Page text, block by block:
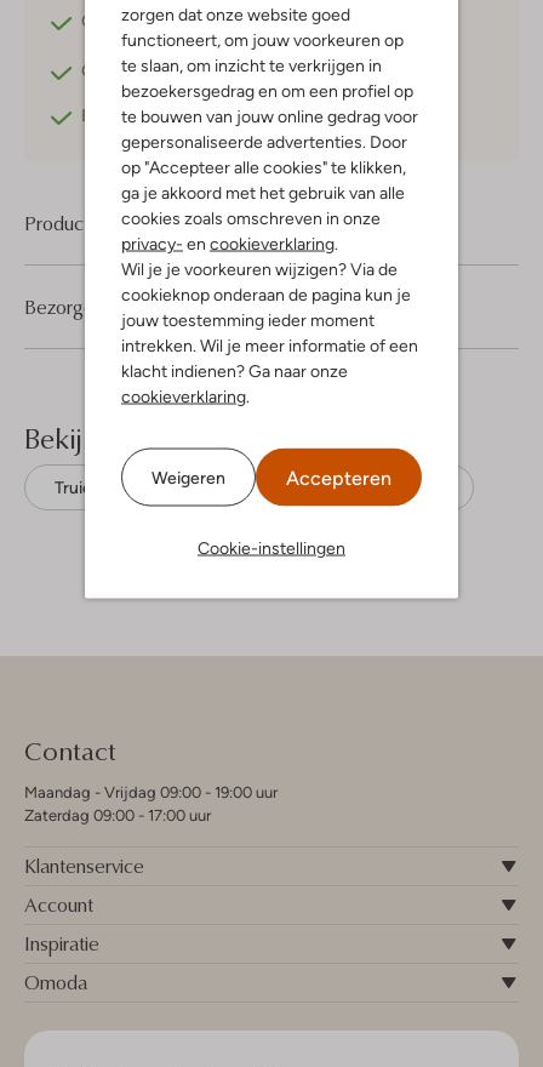
zorgen dat onze website goed
functioneert, om jouw voorkeuren op
te slaan, om inzicht te verkrijgen in
bezoekersgedrag en om een profiel op
te bouwen van jouw online gedrag voor
gepersonaliseerde advertenties. Door
op "Accepteer alle cookies" te klikken,
ga je akkoord met het gebruik van alle
cookies zoals omschreven in onze
privacy- en cookieverklaring.
Wil je je voorkeuren wijzigen? Via de
cookieknop onderaan de pagina kun je
jouw toestemming ieder moment
intrekken. Wil je meer informatie of een
klacht indienen? Ga naar onze
cookieverklaring.
Weigeren Accepteren
Cookie-instellingen
Gratis verzendingvanaf €75,-
Gratis retournerenbinnen 30 dagen*
Betaal achterafmet Klarna
Product informatie
Bezorgen & retourneren
Bekijk meer
Truien Refined Department Acryl
Contact
Maandag - Vrijdag 09:00 - 19:00 uur
Zaterdag 09:00 - 17:00 uur
Klantenservice
Account
Inspiratie
Omoda